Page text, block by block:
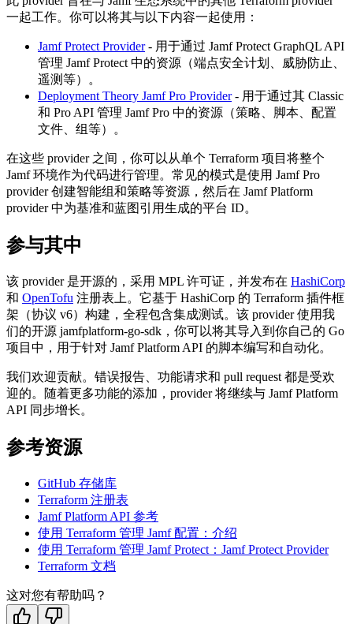
一起工作。你可以将其与以下内容一起使用：
Jamf Protect Provider- 用于通过 Jamf Protect GraphQL API
管理 Jamf Protect 中的资源（端点安全计划、威胁防止、
遥测等）。
Deployment Theory Jamf Pro Provider- 用于通过其 Classic
和 Pro API 管理 Jamf Pro 中的资源（策略、脚本、配置
文件、组等）。
在这些 provider 之间，你可以从单个 Terraform 项目将整个
Jamf 环境作为代码进行管理。常见的模式是使用 Jamf Pro
provider 创建智能组和策略等资源，然后在 Jamf Platform
provider 中为基准和蓝图引用生成的平台 ID。
参与其中
该 provider 是开源的，采用 MPL 许可证，并发布在 HashiCorp
和 OpenTofu 注册表上。它基于 HashiCorp 的 Terraform 插件框
架（协议 v6）构建，全程包含集成测试。该 provider 使用我
们的开源 jamfplatform-go-sdk，你可以将其导入到你自己的 Go
项目中，用于针对 Jamf Platform API 的脚本编写和自动化。
我们欢迎贡献。错误报告、功能请求和 pull request 都是受欢
迎的。随着更多功能的添加，provider 将继续与 Jamf Platform
API 同步增长。
参考资源
GitHub 存储库
Terraform 注册表
Jamf Platform API 参考
使用 Terraform 管理 Jamf 配置：介绍
使用 Terraform 管理 Jamf Protect：Jamf Protect Provider
Terraform 文档
这对您有帮助吗？